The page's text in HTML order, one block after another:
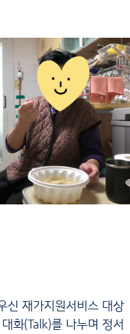
신 재가지원서비스 대상
화(Talk)를 나누며 정서